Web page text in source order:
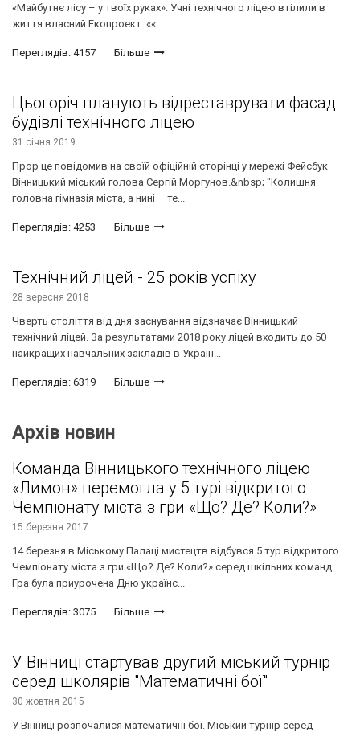
«Майбутнє лісу – у твоїх руках». Учні технічного ліцею втілили в
життя власний Екопроект. ««...
Переглядів: 4157 Більше
Цьогоріч планують відреставрувати фасад
будівлі технічного ліцею
31 січня 2019
Прор це повідомив на своїй офіційній сторінці у мережі Фейсбук
Вінницький міський голова Сергій Моргунов.&nbsp; "Колишня
головна гімназія міста, а нині – те...
Переглядів: 4253 Більше
Технічний ліцей - 25 років успіху
28 вересня 2018
Чверть століття від дня заснування відзначає Вінницький
технічний ліцей. За результатами 2018 року ліцей входить до 50
найкращих навчальних закладів в Україн...
Переглядів: 6319 Більше
Архів новин
Команда Вінницького технічного ліцею
«Лимон» перемогла у 5 турі відкритого
Чемпіонату міста з гри «Що? Де? Коли?»
15 березня 2017
14 березня в Міському Палаці мистецтв відбувся 5 тур відкритого
Чемпіонату міста з гри «Що? Де? Коли?» серед шкільних команд.
Гра була приурочена Дню українс...
Переглядів: 3075 Більше
У Вінниці стартував другий міський турнір
серед школярів "Математичні бої"
30 жовтня 2015
У Вінниці розпочалися математичні бої. Міський турнір серед